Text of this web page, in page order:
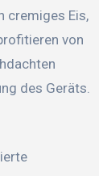
cremiges Eis,
von
des Geräts.